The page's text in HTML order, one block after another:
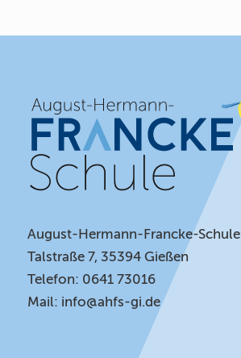
August-Hermann-Francke-Schule
Talstraße 7, 35394 Gießen
Telefon: 0641 73016
Mail: info@ahfs-gi.de